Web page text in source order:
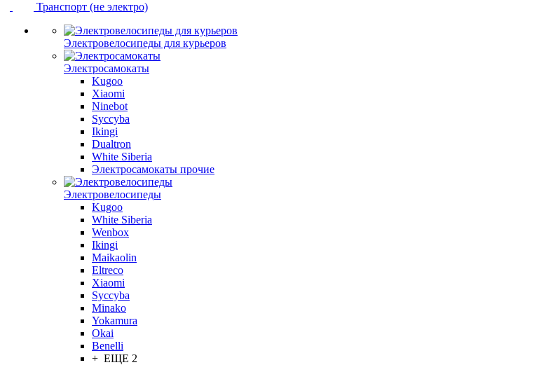
Транспорт (не электро)
Электровелосипеды для курьеров
Электросамокаты
Kugoo
Xiaomi
Ninebot
Syccyba
Ikingi
Dualtron
White Siberia
Электросамокаты прочие
Электровелосипеды
Kugoo
White Siberia
Wenbox
Ikingi
Maikaolin
Eltreco
Xiaomi
Syccyba
Minako
Yokamura
Okai
Benelli
+ ЕЩЕ 2